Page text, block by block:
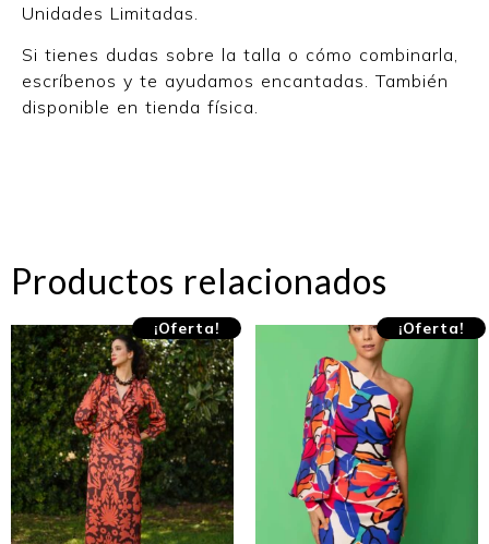
Unidades Limitadas.
Si tienes dudas sobre la talla o cómo combinarla,
escríbenos y te ayudamos encantadas. También
disponible en tienda física.
Productos relacionados
¡Oferta! ¡Oferta!